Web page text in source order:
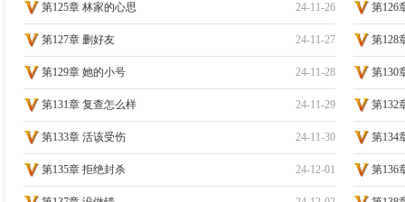
24-11-26
第125章 林家的心思 第126
24-11-27
第127章 删好友 第128
24-11-28
第129章 她的小号 第130
24-11-29
第131章 复查怎么样 第132
24-11-30
第133章 活该受伤 第134
24-12-01
第135章 拒绝封杀 第136